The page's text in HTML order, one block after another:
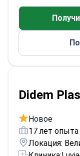
Университет
медицины
общей
пластическую
также
пластической и
Didem
Новое
17 лет опыта
Локация: